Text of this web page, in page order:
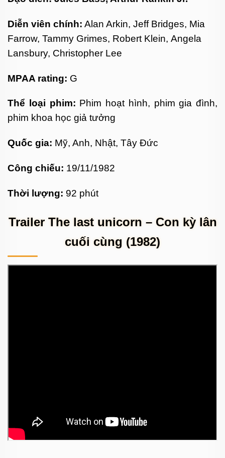
Diễn viên chính: Alan Arkin, Jeff Bridges, Mia
Farrow, Tammy Grimes, Robert Klein, Angela
Lansbury, Christopher Lee
MPAA rating: G
Thể loại phim: Phim hoạt hình, phim gia đình,
phim khoa học giả tưởng
Quốc gia: Mỹ, Anh, Nhật, Tây Đức
Công chiếu: 19/11/1982
Thời lượng: 92 phút
Trailer The last unicorn – Con kỳ lân
cuối cùng (1982)